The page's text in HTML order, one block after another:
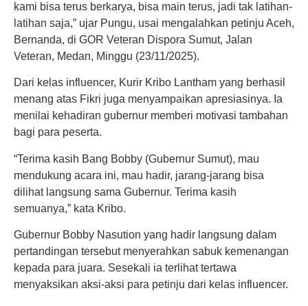
kami bisa terus berkarya, bisa main terus, jadi tak latihan-
latihan saja,” ujar Pungu, usai mengalahkan petinju Aceh,
Bernanda, di GOR Veteran Dispora Sumut, Jalan
Veteran, Medan, Minggu (23/11/2025).
Dari kelas influencer, Kurir Kribo Lantham yang berhasil
menang atas Fikri juga menyampaikan apresiasinya. Ia
menilai kehadiran gubernur memberi motivasi tambahan
bagi para peserta.
“Terima kasih Bang Bobby (Gubernur Sumut), mau
mendukung acara ini, mau hadir, jarang-jarang bisa
dilihat langsung sama Gubernur. Terima kasih
semuanya,” kata Kribo.
Gubernur Bobby Nasution yang hadir langsung dalam
pertandingan tersebut menyerahkan sabuk kemenangan
kepada para juara. Sesekali ia terlihat tertawa
menyaksikan aksi-aksi para petinju dari kelas influencer.